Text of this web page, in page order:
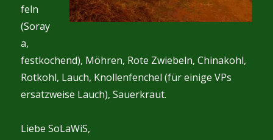
feln
(Soray
a,
festkochend), Möhren, Rote Zwiebeln, Chinakohl,
Rotkohl, Lauch, Knollenfenchel (für einige VPs
ersatzweise Lauch), Sauerkraut.
Liebe SoLaWiS,